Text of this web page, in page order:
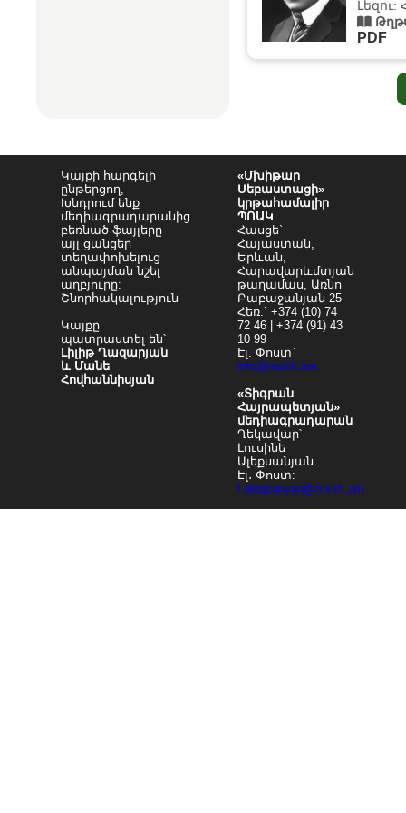
Լեզու:
PDF
Կայքի հարգելի
ընթերցող,
Խնդրում ենք
մեդիագրադարանից
բեռնած ֆայլերը
այլ ցանցեր
տեղափոխելուց
անպայման նշել
աղբյուրը:
Շնորհակալություն
Կայքը
պատրաստել են՝
Լիլիթ Ղազարյան
և Մանե
Հովհաննիսյան
«Մխիթար
Սեբաստացի»
կրթահամալիր
ՊՈԱԿ
Հասցե`
Հայաստան,
Երևան,
Հարավարևմտյան
թաղամաս, Առնո
Բաբաջանյան 25
Հեռ.` +374 (10) 74
72 46 | +374 (91) 43
10 99
Էլ. Փոստ`
info@mskh.am
«Տիգրան
Հայրապետյան»
մեդիագրադարան
Ղեկավար՝
Լուսինե
Ալեքսանյան
Էլ․ Փոստ:
l.aleqsanyan@mskh.am